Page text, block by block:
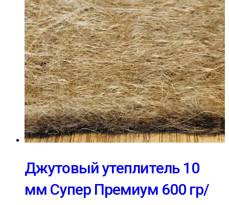
Джутовый утеплитель 10
мм Супер Премиум 600 гр/